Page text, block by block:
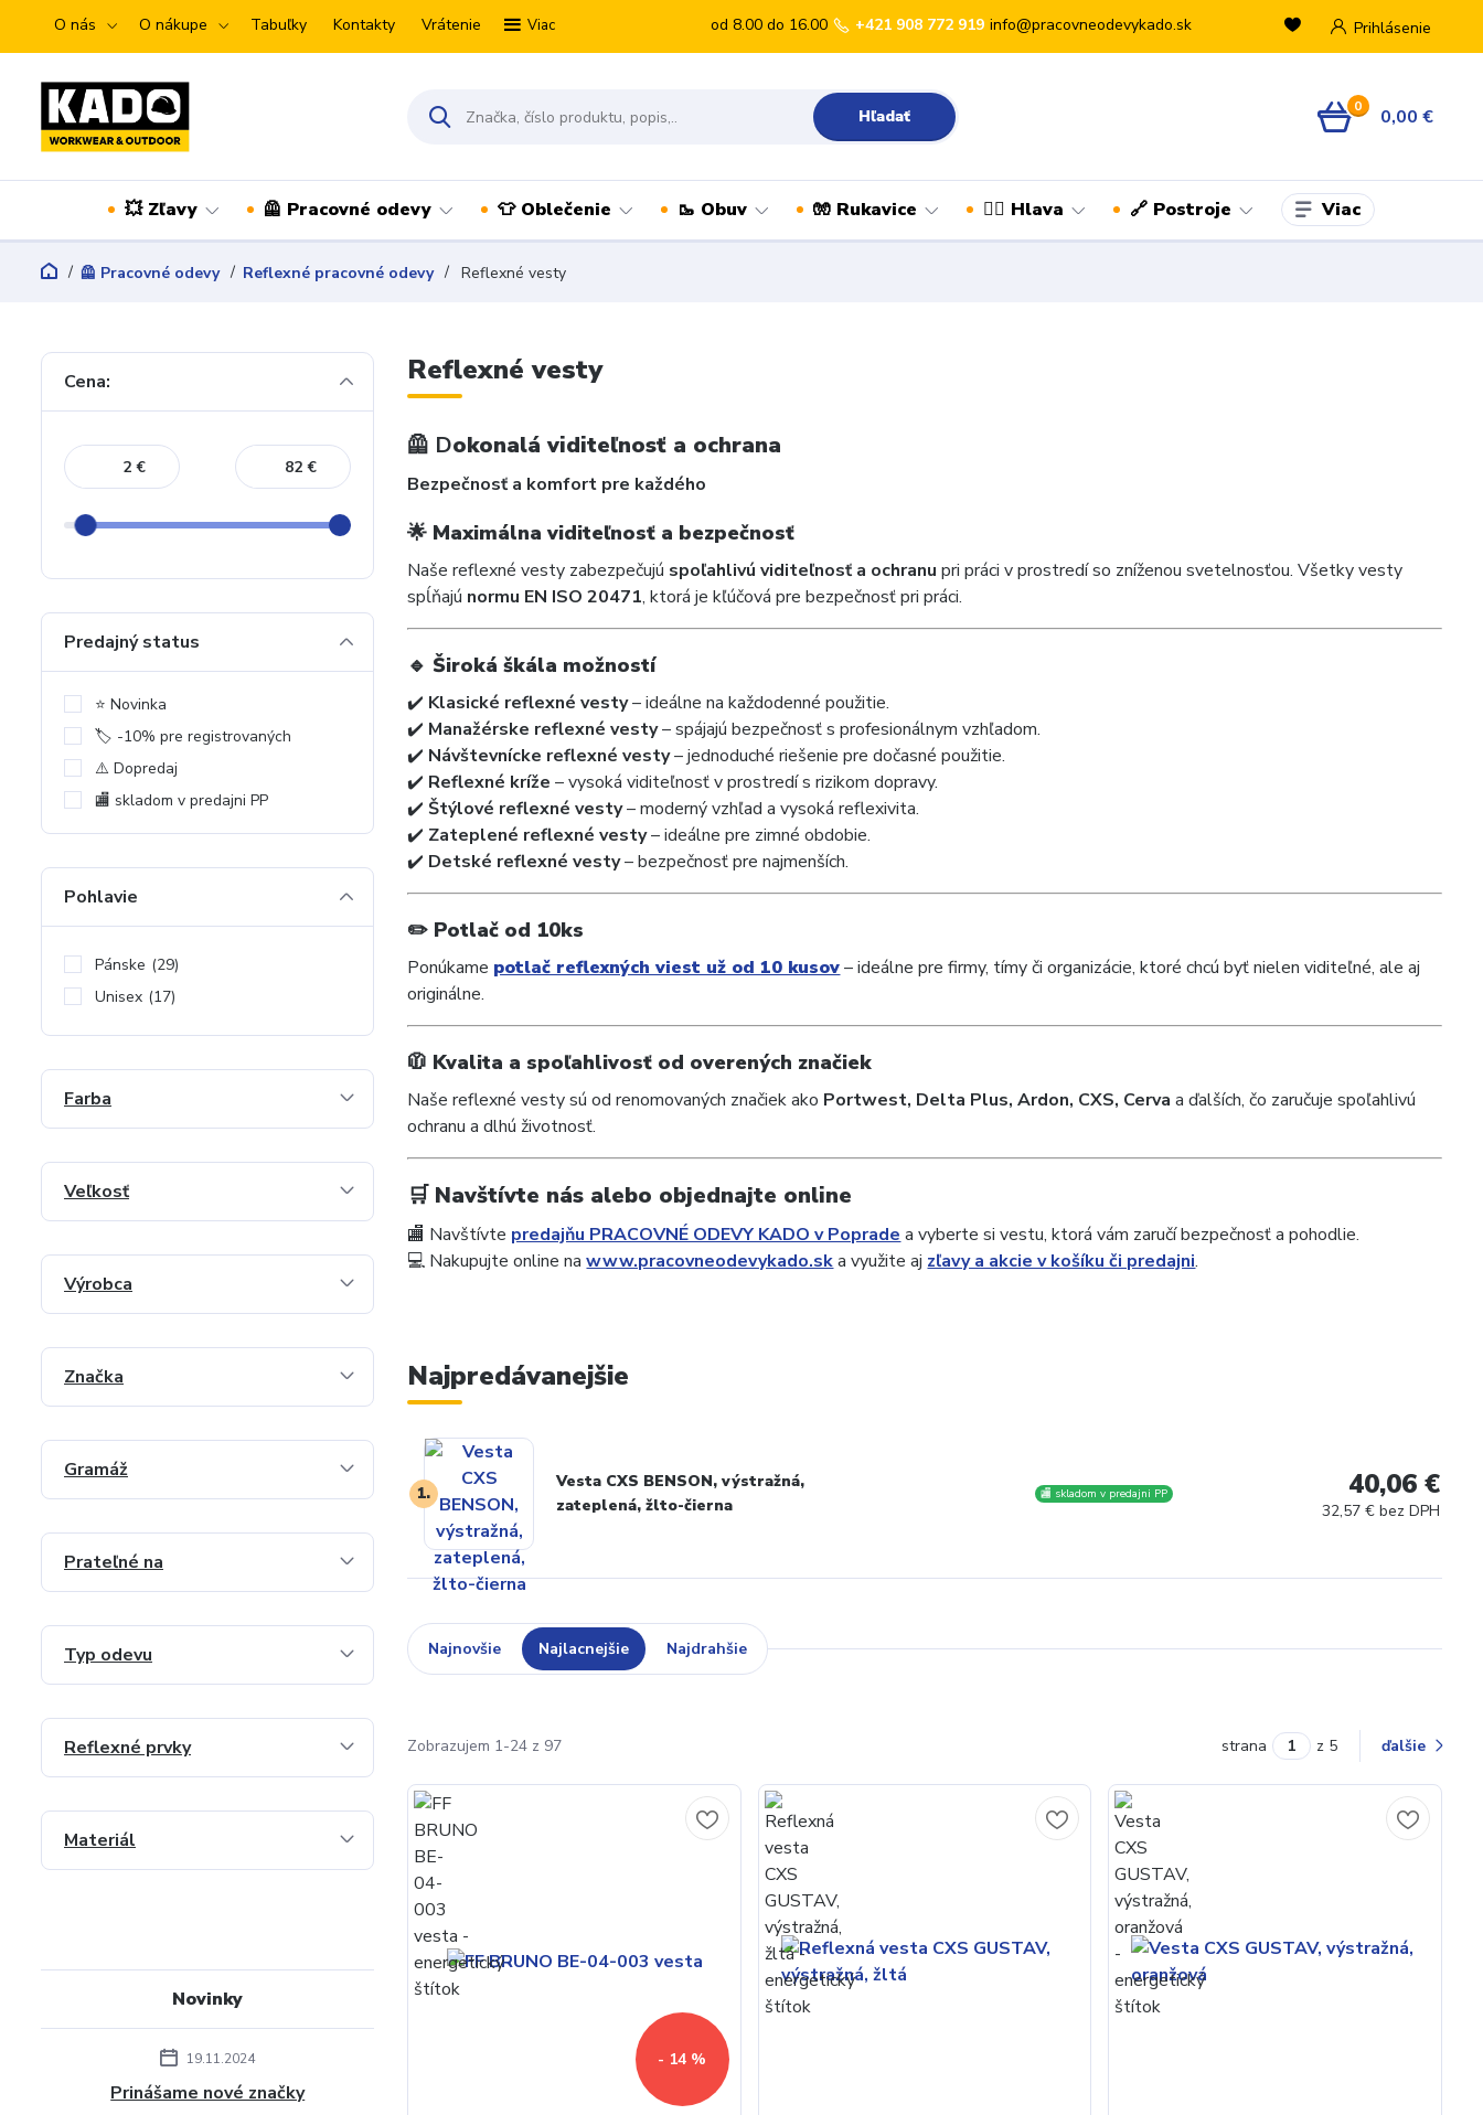
O nás O nákupe Tabuľky Kontakty Vrátenie Viac Prihlásenie
Hľadať
od 8.00 do 16.00 +421 908 772 919 info@pracovneodevykado.sk
0 0,00 €
💥 Zľavy 🦺 Pracovné odevy 👕 Oblečenie 🥾 Obuv 🧤 Rukavice 👷‍♂️ Hlava 🔗 Postroje Viac
🦺 Pracovné odevy Reflexné pracovné odevy Reflexné vesty
Reflexné vesty
🦺 Dokonalá viditeľnosť a ochrana
Bezpečnosť a komfort pre každého
🌟 Maximálna viditeľnosť a bezpečnosť
Naše reflexné vesty zabezpečujú spoľahlivú viditeľnosť a ochranu pri práci v prostredí so zníženou svetelnosťou. Všetky vesty
spĺňajú normu EN ISO 20471, ktorá je kľúčová pre bezpečnosť pri práci.
🔹 Široká škála možností
✔️ Klasické reflexné vesty– ideálne na každodenné použitie.
✔️ Manažérske reflexné vesty– spájajú bezpečnosť s profesionálnym vzhľadom.
✔️ Návštevnícke reflexné vesty– jednoduché riešenie pre dočasné použitie.
✔️ Reflexné kríže – vysoká viditeľnosť v prostredí s rizikom dopravy.
✔️Štýlové reflexné vesty– moderný vzhľad a vysoká reflexivita.
✔️ Zateplené reflexné vesty– ideálne pre zimné obdobie.
✔️ Detské reflexné vesty– bezpečnosť pre najmenších.
✏️ Potlač od 10ks
Ponúkame potlač reflexných viest už od 10 kusov– ideálne pre firmy, tímy či organizácie, ktoré chcú byť nielen viditeľné, ale aj
originálne.
🧥 Kvalita a spoľahlivosť od overených značiek
Naše reflexné vesty sú od renomovaných značiek ako Portwest, Delta Plus, Ardon, CXS, Cerva a ďalších, čo zaručuje spoľahlivú
ochranu a dlhú životnosť.
🛒 Navštívte nás alebo objednajte online
🏬 Navštívte predajňu PRACOVNÉ ODEVY KADO v Poprade a vyberte si vestu, ktorá vám zaručí bezpečnosť a pohodlie.
💻 Nakupujte online nawww.pracovneodevykado.ska využite aj zľavy a akcie v košíku či predajni.
Najpredávanejšie
1.
Vesta CXS BENSON, výstražná,
zateplená, žlto-čierna
🏬 skladom v predajni PP 40,06 €
32,57 € bez DPH
Najnovšie Najlacnejšie Najdrahšie
Zobrazujem 1-24 z 97 strana z 5 ďalšie
- 14 %
Cena:
€ €
Predajný status
⭐️ Novinka
🏷️ -10% pre registrovaných
⚠️ Dopredaj
🏬 skladom v predajni PP
Pohlavie
Pánske (29)
Unisex (17)
Farba
Veľkosť
Výrobca
Značka
Gramáž
Prateľné na
Typ odevu
Reflexné prvky
Materiál
Novinky
19.11.2024
Prinášame nové značky